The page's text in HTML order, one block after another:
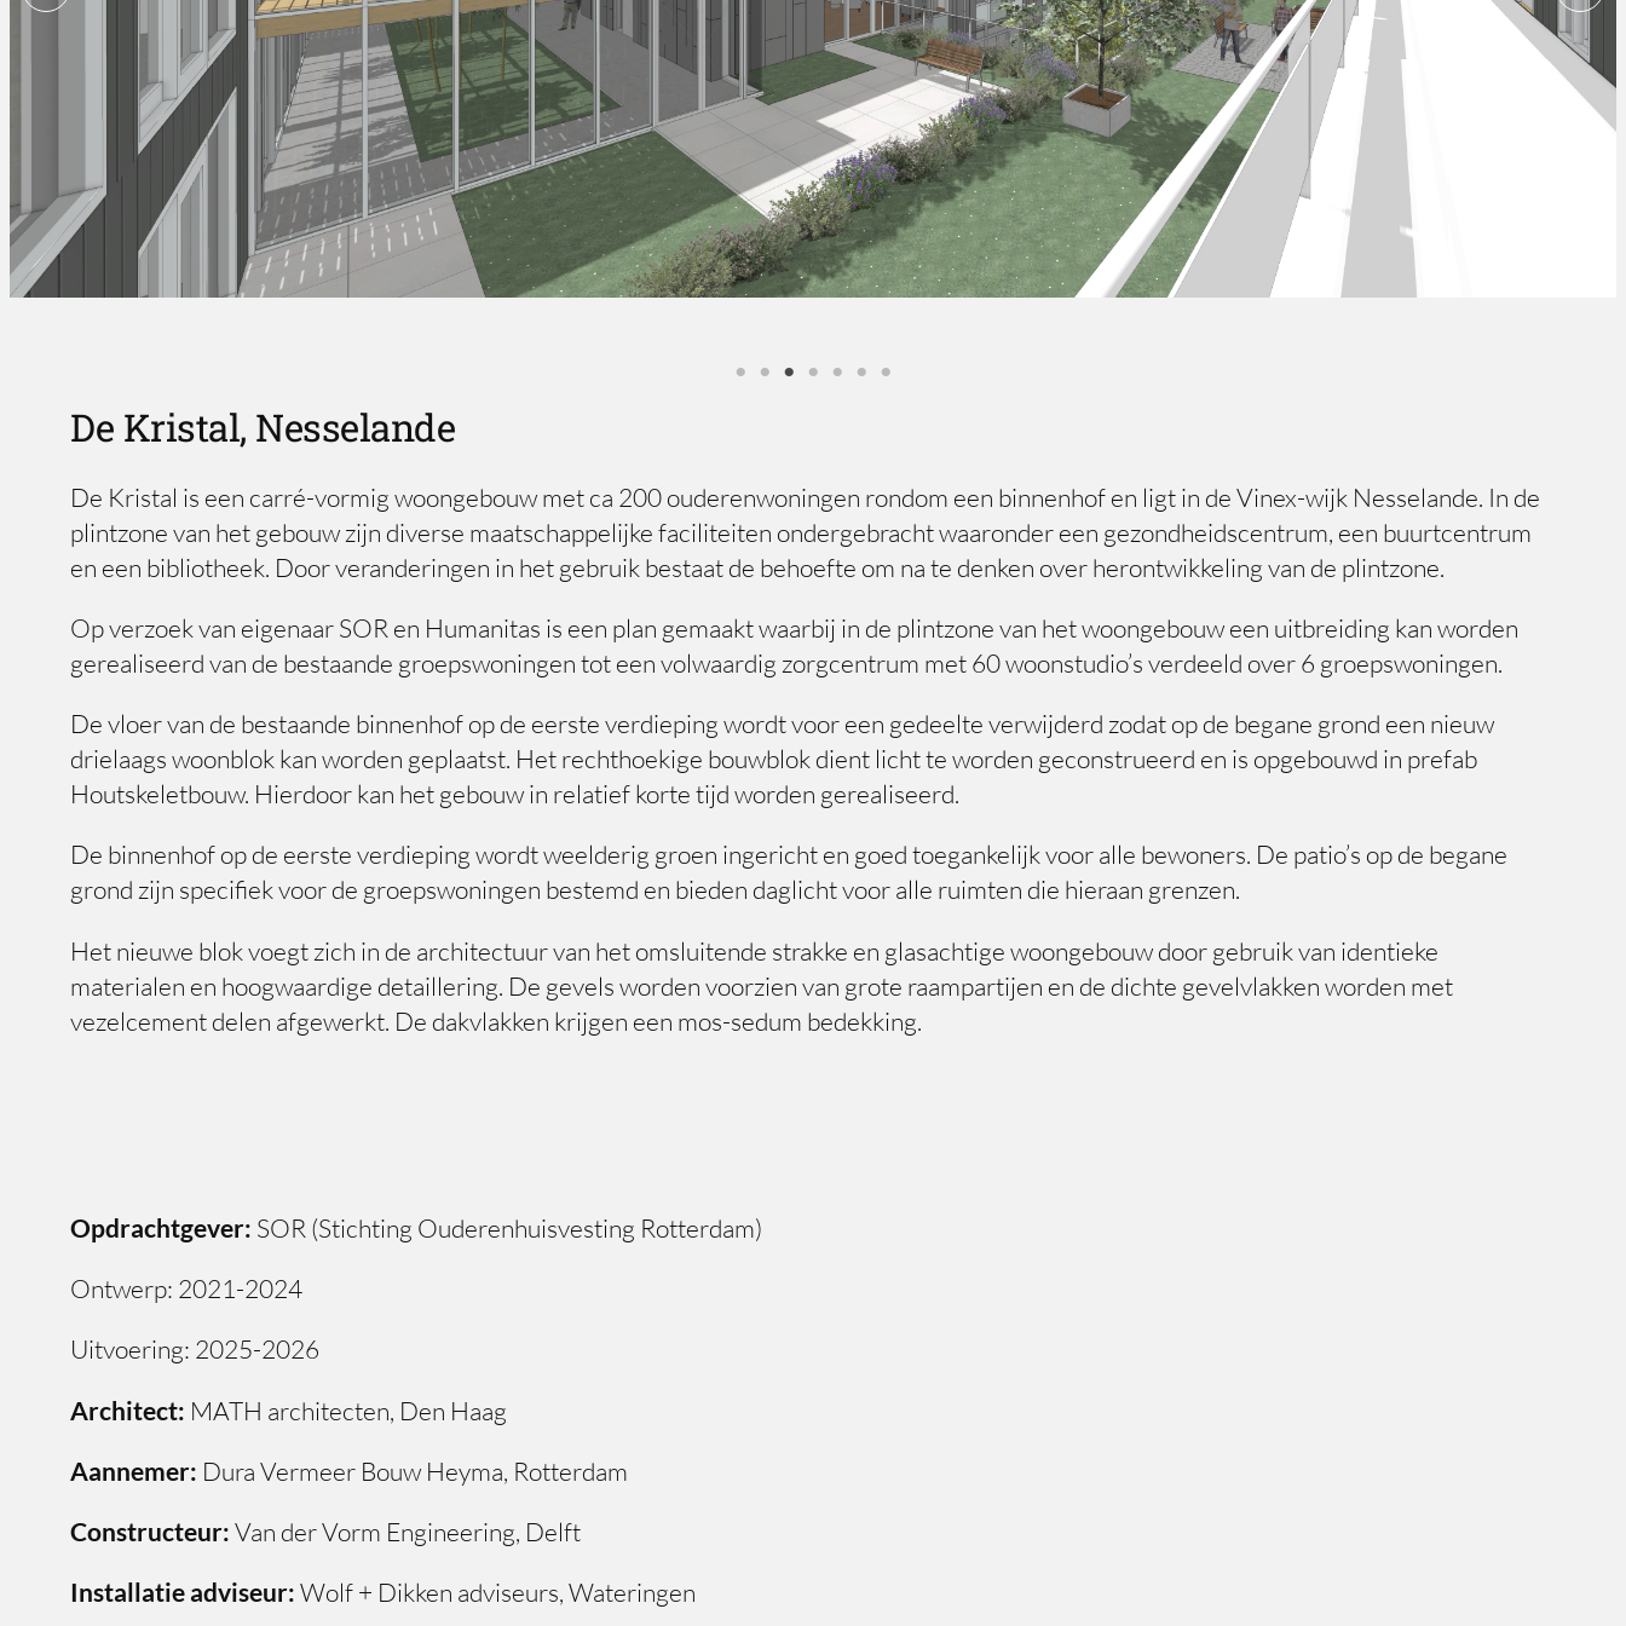
De Kristal, Nesselande
De Kristal is een carré-vormig woongebouw met ca 200 ouderenwoningen rondom een binnenhof en ligt in de Vinex-wijk Nesselande. In de
plintzone van het gebouw zijn diverse maatschappelijke faciliteiten ondergebracht waaronder een gezondheidscentrum, een buurtcentrum
en een bibliotheek. Door veranderingen in het gebruik bestaat de behoefte om na te denken over herontwikkeling van de plintzone.
Op verzoek van eigenaar SOR en Humanitas is een plan gemaakt waarbij in de plintzone van het woongebouw een uitbreiding kan worden
gerealiseerd van de bestaande groepswoningen tot een volwaardig zorgcentrum met 60 woonstudio’s verdeeld over 6 groepswoningen.
De vloer van de bestaande binnenhof op de eerste verdieping wordt voor een gedeelte verwijderd zodat op de begane grond een nieuw
drielaags woonblok kan worden geplaatst. Het rechthoekige bouwblok dient licht te worden geconstrueerd en is opgebouwd in prefab
Houtskeletbouw. Hierdoor kan het gebouw in relatief korte tijd worden gerealiseerd.
De binnenhof op de eerste verdieping wordt weelderig groen ingericht en goed toegankelijk voor alle bewoners. De patio’s op de begane
grond zijn specifiek voor de groepswoningen bestemd en bieden daglicht voor alle ruimten die hieraan grenzen.
Het nieuwe blok voegt zich in de architectuur van het omsluitende strakke en glasachtige woongebouw door gebruik van identieke
materialen en hoogwaardige detaillering. De gevels worden voorzien van grote raampartijen en de dichte gevelvlakken worden met
vezelcement delen afgewerkt. De dakvlakken krijgen een mos-sedum bedekking.
Opdrachtgever: SOR (Stichting Ouderenhuisvesting Rotterdam)
Ontwerp: 2021-2024
Uitvoering: 2025-2026
Architect: MATH architecten, Den Haag
Aannemer: Dura Vermeer Bouw Heyma, Rotterdam
Constructeur:Van der Vorm Engineering, Delft
Installatie adviseur:Wolf + Dikken adviseurs, Wateringen